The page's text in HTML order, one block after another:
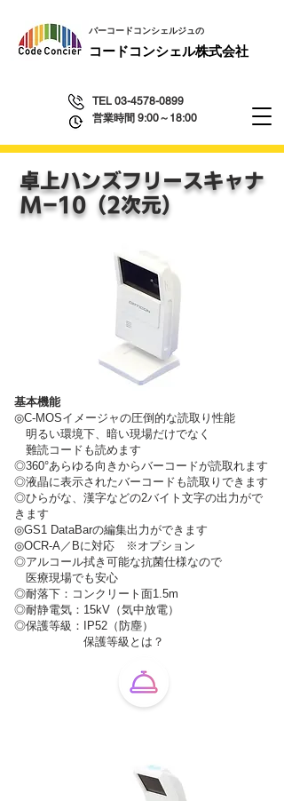
TEL 03-4578-0899
営業時間 9:00～18:00
​コードコンシェル株式会社
​バーコードコンシェルジュの
卓上ハンズフリースキャナ
​M-10（2次元）
基本機能
◎C-MOSイメージャの圧倒的な読取り性能
明るい環境下、暗い現場だけでなく
難読コードも読めます
◎360°あらゆる向きからバーコードが読取れます
◎液晶に表示されたバーコードも読取りできます
◎ひらがな、漢字などの2バイト文字の出力がで
きます
◎GS1 DataBarの編集出力ができます
◎OCR-A／Bに対応 ※オプション
◎アルコール拭き可能な抗菌仕様なので
医療現場でも安心
◎耐落下：コンクリート面1.5m
◎耐静電気：15kV（気中放電）
◎保護等級：IP52（防塵）
保護等級とは？